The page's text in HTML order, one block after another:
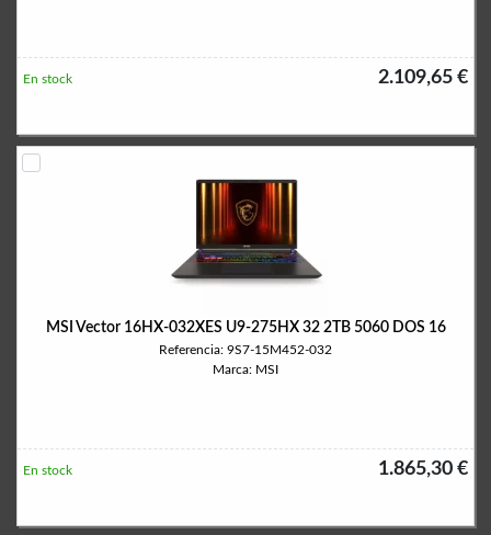
2.109,65 €
En stock
MSI Vector 16HX-032XES U9-275HX 32 2TB 5060 DOS 16
Referencia: 9S7-15M452-032
Marca: MSI
1.865,30 €
En stock